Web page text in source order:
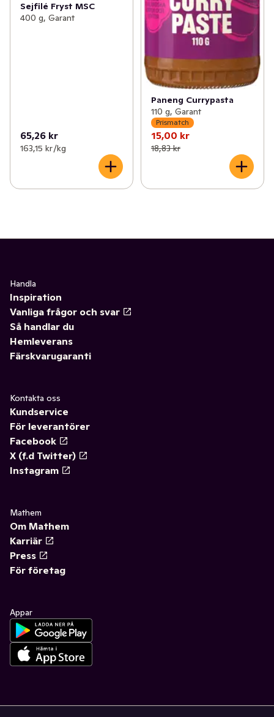
Sejfilé Fryst MSC
400 g, Garant
65,26 kr
163,15 kr /kg
Paneng Currypasta
110 g, Garant
Prismatch
15,00 kr
18,83 kr
Handla
Inspiration
Vanliga frågor och svar
Så handlar du
Hemleverans
Färskvarugaranti
Kontakta oss
Kundservice
För leverantörer
Facebook
X (f.d Twitter)
Instagram
Mathem
Om Mathem
Karriär
Press
För företag
Appar